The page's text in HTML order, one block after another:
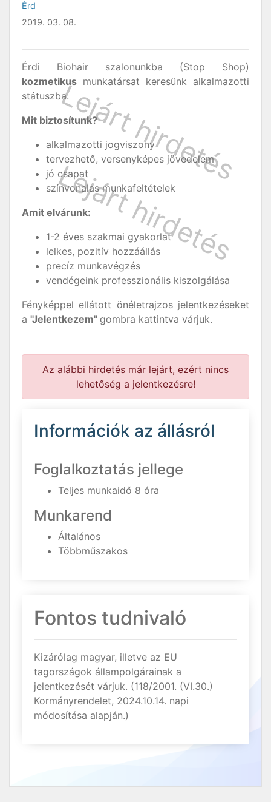
Érd
2019. 03. 08.
Érdi Biohair szalonunkba (Stop Shop)
kozmetikus munkatársat keresünk alkalmazotti
státuszba.
Mit biztosítunk?
alkalmazotti jogviszony
tervezhető, versenyképes jövedelem
jó csapat
színvonalas munkafeltételek
Amit elvárunk:
1-2 éves szakmai gyakorlat
lelkes, pozitív hozzáállás
precíz munkavégzés
vendégeink professzionális kiszolgálása
Fényképpel ellátott önéletrajzos jelentkezéseket
a "Jelentkezem" gombra kattintva várjuk.
Az alábbi hirdetés már lejárt, ezért nincs
lehetőség a jelentkezésre!
Információk az állásról
Foglalkoztatás jellege
Teljes munkaidő 8 óra
Munkarend
Általános
Többműszakos
Fontos tudnivaló
Kizárólag magyar, illetve az EU
tagországok állampolgárainak a
jelentkezését várjuk. (118/2001. (VI.30.)
Kormányrendelet, 2024.10.14. napi
módosítása alapján.)